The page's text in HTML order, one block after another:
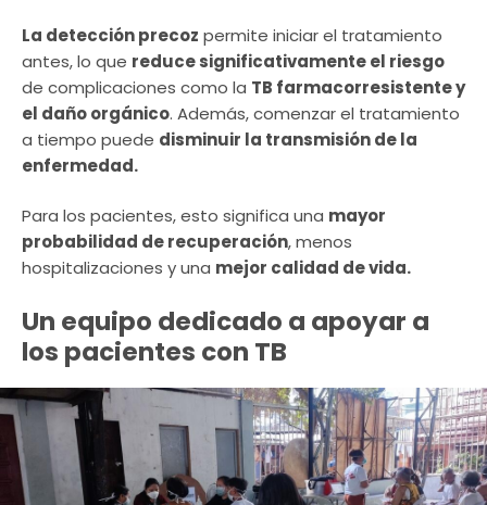
La detección precoz permite iniciar el tratamiento
antes, lo que reduce significativamente el riesgo
de complicaciones como la TB farmacorresistente y
el daño orgánico. Además, comenzar el tratamiento
a tiempo puede disminuir la transmisión de la
enfermedad.
Para los pacientes, esto significa una mayor
probabilidad de recuperación, menos
hospitalizaciones y una mejor calidad de vida.
Un equipo dedicado a apoyar a
los pacientes con TB